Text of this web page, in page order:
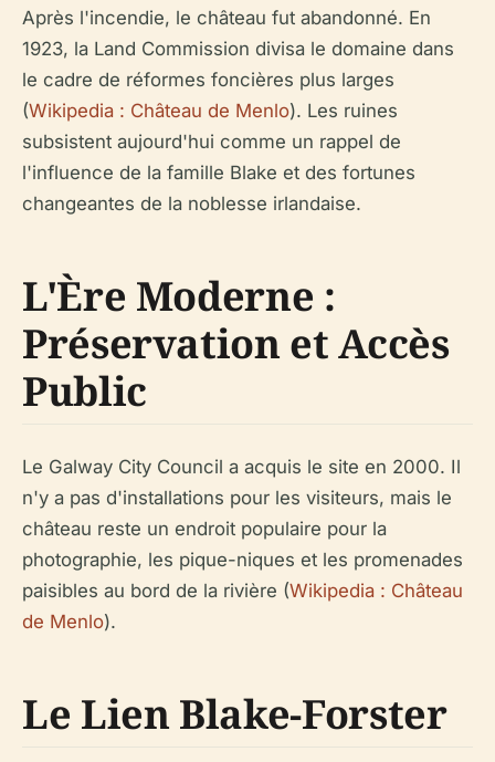
Après l'incendie, le château fut abandonné. En
1923, la Land Commission divisa le domaine dans
le cadre de réformes foncières plus larges
(Wikipedia : Château de Menlo). Les ruines
subsistent aujourd'hui comme un rappel de
l'influence de la famille Blake et des fortunes
changeantes de la noblesse irlandaise.
L'Ère Moderne :
Préservation et Accès
Public
Le Galway City Council a acquis le site en 2000. Il
n'y a pas d'installations pour les visiteurs, mais le
château reste un endroit populaire pour la
photographie, les pique-niques et les promenades
paisibles au bord de la rivière (Wikipedia : Château
de Menlo).
Le Lien Blake-Forster